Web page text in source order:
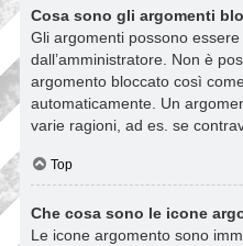
Cosa sono gli argomenti
Gli argomenti possono
dall’amministratore. Non è
argomento bloccato così
automaticamente. Un
varie ragioni, ad es. se
Top
Che cosa sono le icone
Le icone argomento sono